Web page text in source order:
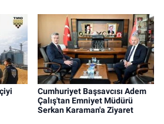
Cumhuriyet Başsavcısı Adem
Çalış'tan Emniyet Müdürü
Serkan Karaman'a Ziyaret